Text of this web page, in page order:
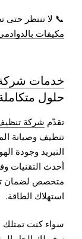
📞 لا تنتظر حتى
مكيفات
خدمات شركة
حلول
تقدّم شركة
تنظيف وصيانة
التبريد وجودة
أحدث التقنيات
متخصص لضمان
استهلاك الطاقة.
سواء كنت